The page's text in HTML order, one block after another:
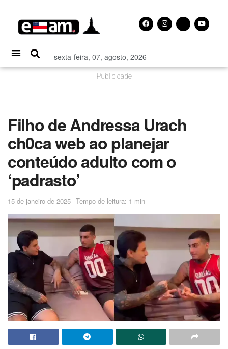
sexta-feira, 07, agosto, 2026
Publicidade
Filho de Andressa Urach
ch0ca web ao planejar
conteúdo adulto com o
‘padrasto’
15 de janeiro de 2025 Tempo de leitura: 1 min